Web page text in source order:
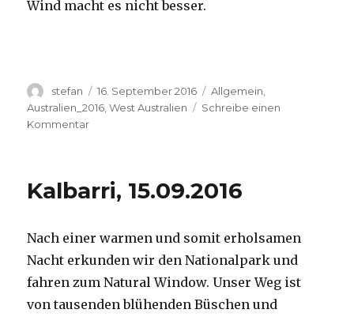
Wind macht es nicht besser.
Autor
stefan
Veröffentlicht
am
16. September 2016 Kategorien
Allgemein
Australien_2016 ,West Australien
Schreibe einen
Kommentarzu
Kalbarri, 15.09.2016
Nach einer warmen und somit erholsamen
Nacht erkunden wir den Nationalpark und
fahren zum Natural Window. Unser Weg ist
von tausenden blühenden Büschen und